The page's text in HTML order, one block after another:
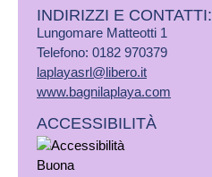
INDIRIZZI E CONTATTI:​
Lungomare Matteotti 1
Telefono: 0182 970379
laplayasrl@libero.it
www.bagnilaplaya.com
ACCESSIBILITÀ